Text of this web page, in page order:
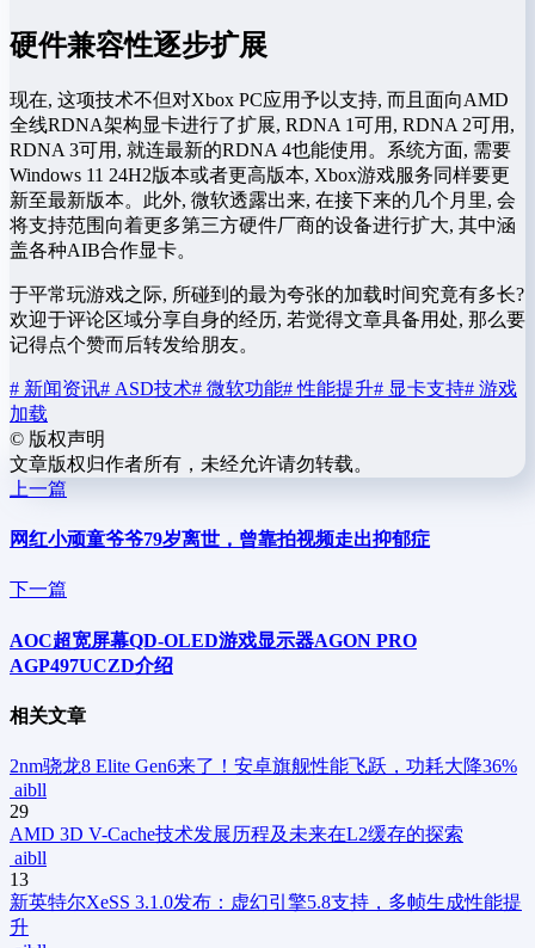
硬件兼容性逐步扩展
现在, 这项技术不但对Xbox PC应用予以支持, 而且面向AMD
全线RDNA架构显卡进行了扩展, RDNA 1可用, RDNA 2可用,
RDNA 3可用, 就连最新的RDNA 4也能使用。系统方面, 需要
Windows 11 24H2版本或者更高版本, Xbox游戏服务同样要更
新至最新版本。此外, 微软透露出来, 在接下来的几个月里, 会
将支持范围向着更多第三方硬件厂商的设备进行扩大, 其中涵
盖各种AIB合作显卡。
于平常玩游戏之际, 所碰到的最为夸张的加载时间究竟有多长?
欢迎于评论区域分享自身的经历, 若觉得文章具备用处, 那么要
记得点个赞而后转发给朋友。
# 新闻资讯# ASD技术# 微软功能# 性能提升# 显卡支持# 游戏
加载
© 版权声明
文章版权归作者所有，未经允许请勿转载。
上一篇
网红小顽童爷爷79岁离世，曾靠拍视频走出抑郁症
下一篇
AOC超宽屏幕QD-OLED游戏显示器AGON PRO
AGP497UCZD介绍
相关文章
2nm骁龙8 Elite Gen6来了！安卓旗舰性能飞跃，功耗大降36%
aibll
29
AMD 3D V-Cache技术发展历程及未来在L2缓存的探索
aibll
13
新英特尔XeSS 3.1.0发布：虚幻引擎5.8支持，多帧生成性能提
升